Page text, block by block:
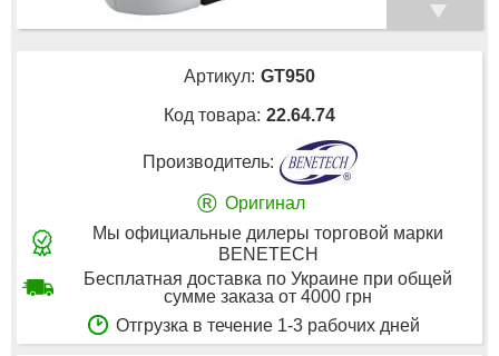
Артикул: GT950
Код товара: 22.64.74
Производитель:
® Оригинал
Мы официальные дилеры торговой марки
BENETECH
Бесплатная доставка по Украине при общей
сумме заказа от 4000 грн
Отгрузка в течение 1-3 рабочих дней